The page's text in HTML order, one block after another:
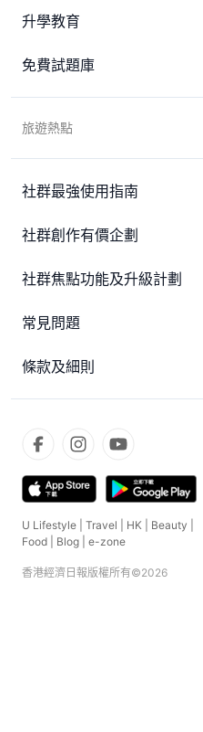
升學教育
免費試題庫
旅遊熱點
社群最強使用指南
社群創作有價企劃
社群焦點功能及升級計劃
常見問題
條款及細則
U Lifestyle Travel HK Beauty
Food
Blog e-zone
香港經濟日報版權所有©2026